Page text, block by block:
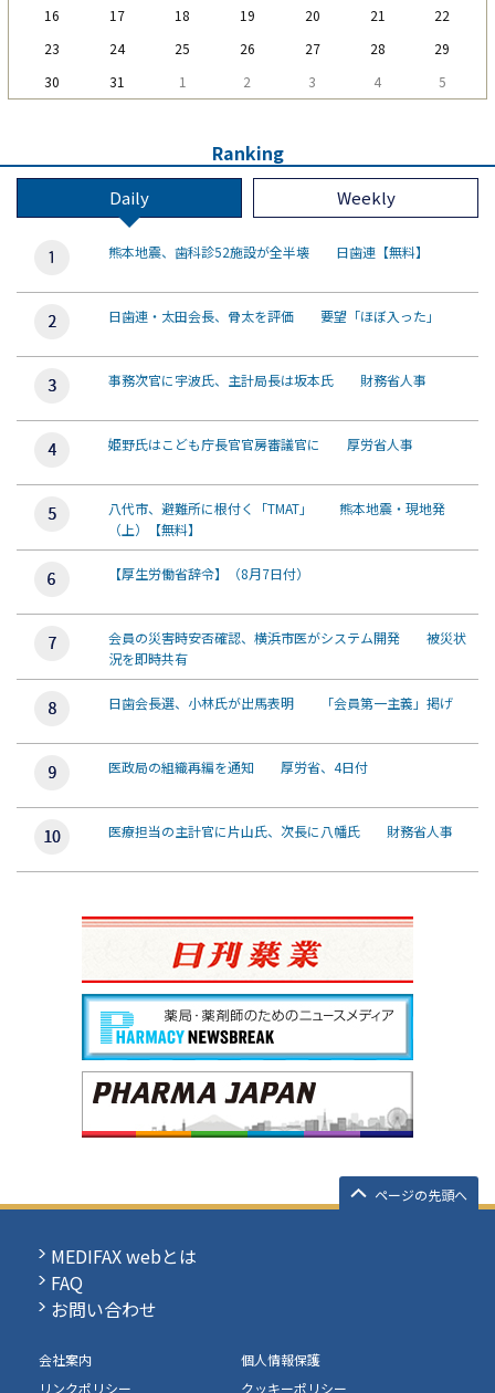
16
17 18 19 20 21
22
23
24 25 26 27 28
29
30
31 1 2 3 4 5
Ranking
Daily Weekly
熊本地震、歯科診52施設が全半壊 日歯連【無料】
日歯連・太田会長、骨太を評価 要望「ほぼ入った」
事務次官に宇波氏、主計局長は坂本氏 財務省人事
姫野氏はこども庁長官官房審議官に 厚労省人事
八代市、避難所に根付く「TMAT」 熊本地震・現地発
（上）【無料】
【厚生労働省辞令】（8月7日付）
会員の災害時安否確認、横浜市医がシステム開発 被災状
況を即時共有
日歯会長選、小林氏が出馬表明 「会員第一主義」掲げ
医政局の組織再編を通知 厚労省、4日付
医療担当の主計官に片山氏、次長に八幡氏 財務省人事
ページの先頭へ
MEDIFAX webとは
FAQ
お問い合わせ
会社案内
個人情報保護
リンクポリシー
クッキーポリシー